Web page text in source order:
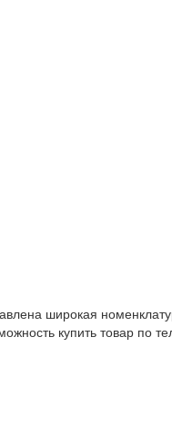
широкая
купить товар по